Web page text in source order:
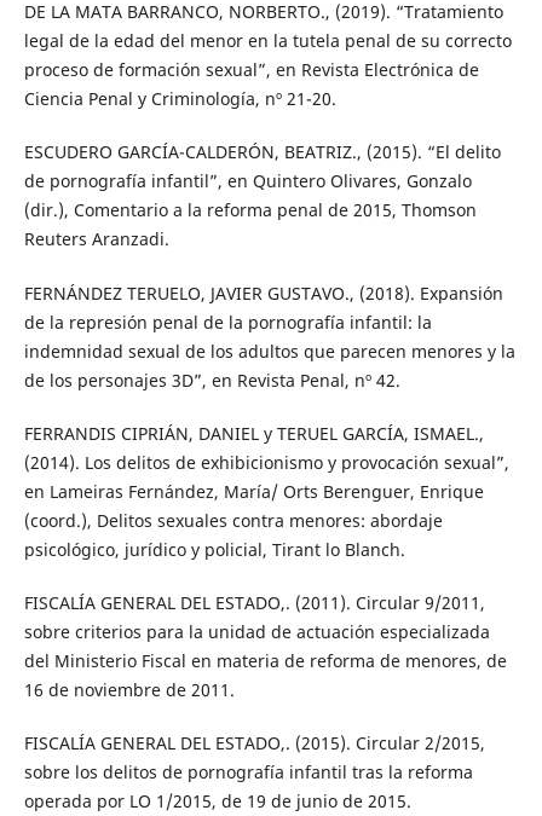
DE LA MATA BARRANCO, NORBERTO., (2019). “Tratamiento
legal de la edad del menor en la tutela penal de su correcto
proceso de formación sexual”, en Revista Electrónica de
Ciencia Penal y Criminología, nº 21-20.
ESCUDERO GARCÍA-CALDERÓN, BEATRIZ., (2015). “El delito
de pornografía infantil”, en Quintero Olivares, Gonzalo
(dir.), Comentario a la reforma penal de 2015, Thomson
Reuters Aranzadi.
FERNÁNDEZ TERUELO, JAVIER GUSTAVO., (2018). Expansión
de la represión penal de la pornografía infantil: la
indemnidad sexual de los adultos que parecen menores y la
de los personajes 3D”, en Revista Penal, nº 42.
FERRANDIS CIPRIÁN, DANIEL y TERUEL GARCÍA, ISMAEL.,
(2014). Los delitos de exhibicionismo y provocación sexual”,
en Lameiras Fernández, María/ Orts Berenguer, Enrique
(coord.), Delitos sexuales contra menores: abordaje
psicológico, jurídico y policial, Tirant lo Blanch.
FISCALÍA GENERAL DEL ESTADO,. (2011). Circular 9/2011,
sobre criterios para la unidad de actuación especializada
del Ministerio Fiscal en materia de reforma de menores, de
16 de noviembre de 2011.
FISCALÍA GENERAL DEL ESTADO,. (2015). Circular 2/2015,
sobre los delitos de pornografía infantil tras la reforma
operada por LO 1/2015, de 19 de junio de 2015.